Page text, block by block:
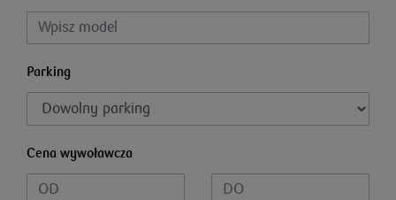
Parking
Cena wywoławcza